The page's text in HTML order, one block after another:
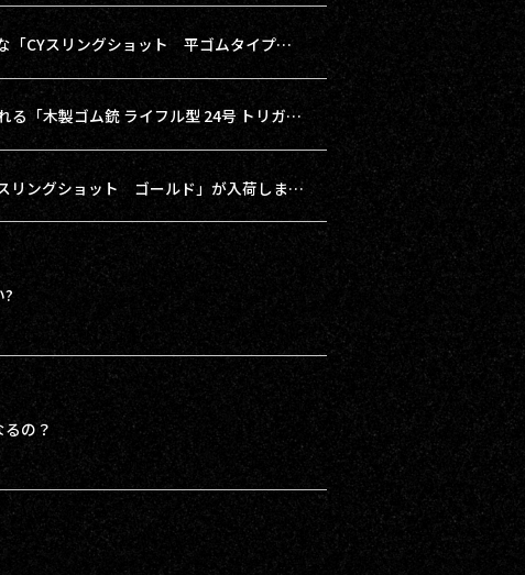
【pickup】本体がとてもコンパクトな「CYスリングショット 平ゴムタイプ サイト付き」
【pickup】どこか少年心がくすぐられる「木製ゴム銃 ライフル型 24号 トリガーガード付き」
【再入荷】「磁石リストロック付きスリングショット ゴールド」が入荷しました！
?
の？